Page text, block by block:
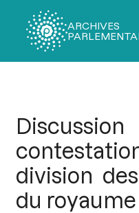
ARCHIVES
division
du royaume